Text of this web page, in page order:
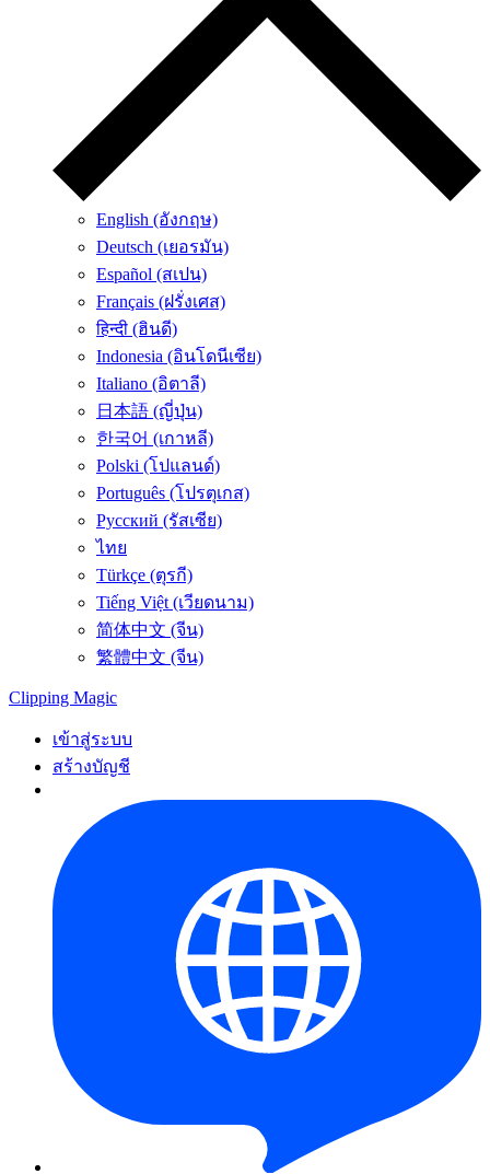
English (อังกฤษ)
Deutsch (เยอรมัน)
Español (สเปน)
Français (ฝรั่งเศส)
हिन्दी (ฮินดี)
Indonesia (อินโดนีเซีย)
Italiano (อิตาลี)
日本語 (ญี่ปุ่น)
한국어 (เกาหลี)
Polski (โปแลนด์)
Português (โปรตุเกส)
Русский (รัสเซีย)
ไทย
Türkçe (ตุรกี)
Tiếng Việt (เวียดนาม)
简体中文 (จีน)
繁體中文 (จีน)
Clipping Magic
เข้าสู่ระบบ
สร้างบัญชี